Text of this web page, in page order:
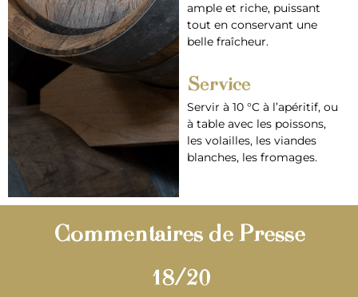
ample et riche, puissant
tout en conservant une
belle fraîcheur.
Service
Servir à 10 °C à l’apéritif, ou
à table avec les poissons,
les volailles, les viandes
blanches, les fromages.
Commentaires de Presse
18/20